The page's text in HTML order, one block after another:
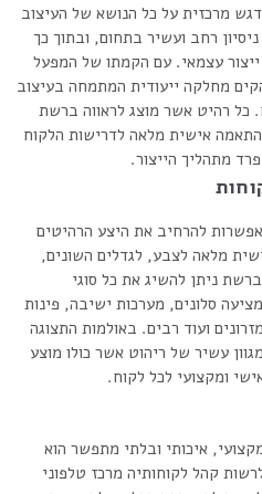
מרכזית על כל הנושא של העיצוב
רחב ועשיר בתחום, ובתוך כך
עצמאי. עם הקמתו של המפעל
מחלקה ייעודית המתמחה בעיצוב
כל רהיט אשר מוצג לראווה ברשת
אישית מלאה לדרישות הלקוח
מתהליך הייצור.
להרחיב את היצע הרהיטים
מלאה לצבע, לגדלים השונים,
ניתן להשיג את כל סוגי
סלונים, מערכות ישיבה, פינות
ועוד רבים. באולמות התצוגה
עשיר של ריהוט אשר כולו מוצע
ומקצועי לכל לקוח.
איכותי ובלתי מתפשר הוא
קהל לקוחותיה מרכז טלפוני